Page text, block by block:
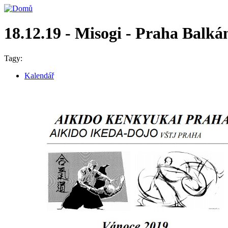
18.12.19 - Misogi - Praha
Tagy:
Kalendář